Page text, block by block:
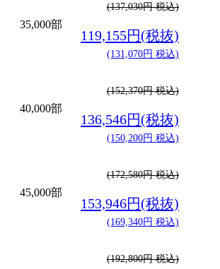
35,000部
(137,030円 税込)
119,155円(税抜)
(131,070円 税込)
40,000部
(152,370円 税込)
136,546円(税抜)
(150,200円 税込)
45,000部
(172,580円 税込)
153,946円(税抜)
(169,340円 税込)
(192,800円 税込)